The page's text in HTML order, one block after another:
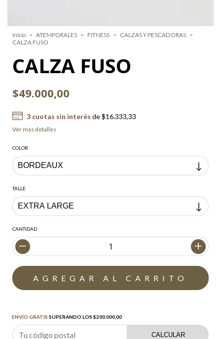
Inicio > ATEMPORALES > FITNESS > CALZAS Y PESCADORAS >
CALZA FUSO
CALZA FUSO
$49.000,00
3cuotas sin interés de$16.333,33
Ver más detalles
COLOR
TALLE
CANTIDAD
ENVÍO GRATIS SUPERANDO LOS $200.000,00
CALCULAR